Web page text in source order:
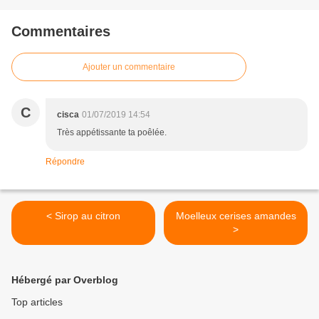
Commentaires
Ajouter un commentaire
C cisca 01/07/2019 14:54
Très appétissante ta poêlée.
Répondre
< Sirop au citron
Moelleux cerises amandes
>
Hébergé par Overblog
Top articles